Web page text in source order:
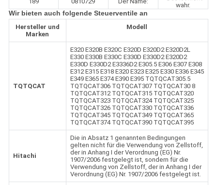
wahr.
Wir bieten auch folgende Steuerventile an
Hersteller und
Marken
Modell
TQTQCAT
E320 E320B E320C E320D E320D2 E320D2L
E330 E330B E330C E330D E330D2 E320D2
E330D E330D2 E3336D2 E305.5 E306 E307 E308
E312 E315 E318 E320 E323 E325 E330 E336 E345
E349 E365 E374 E390 E395 TQTQCAT305.5
TQTQCAT306 TQTQCAT307 TQTQCAT30 8
TQTQCAT312 TQTQCAT315 TQTQCAT320
TQTQCAT323 TQTQCAT324 TQTQCAT325
TQTQCAT326 TQTQCAT330 TQTQCAT336
TQTQCAT345 TQTQCAT349 TQTQCAT365
TQTQCAT374 TQTQCAT390 TQTQCAT395
Hitachi
Die in Absatz 1 genannten Bedingungen
gelten nicht für die Verwendung von Zellstoff,
der in Anhang I der Verordnung (EG) Nr.
1907/2006 festgelegt ist, sondern für die
Verwendung von Zellstoff, der in Anhang I der
Verordnung (EG) Nr. 1907/2006 festgelegt ist.